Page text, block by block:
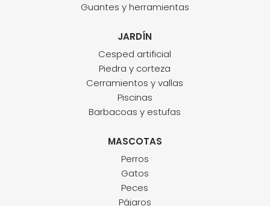
Guantes y herramientas
JARDÍN
Cesped artificial
Piedra y corteza
Cerramientos y vallas
Piscinas
Barbacoas y estufas
MASCOTAS
Perros
Gatos
Peces
Pájaros